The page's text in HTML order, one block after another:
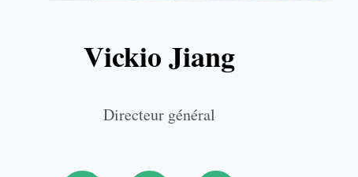
Vickio Jiang
Directeur général